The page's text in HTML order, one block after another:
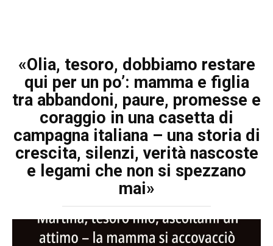
«Olia, tesoro, dobbiamo restare
qui per un po’: mamma e figlia
tra abbandoni, paure, promesse e
coraggio in una casetta di
campagna italiana – una storia di
crescita, silenzi, verità nascoste
e legami che non si spezzano
mai»